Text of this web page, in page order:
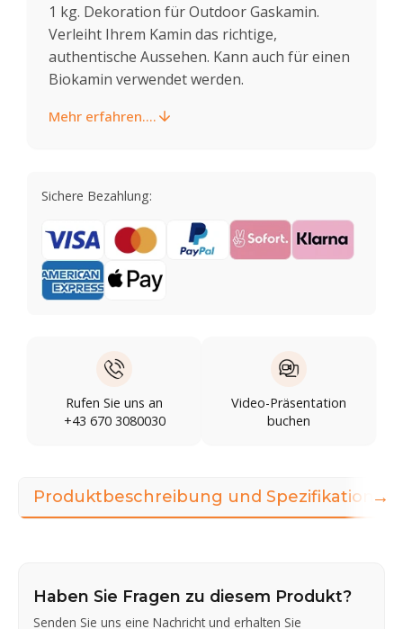
1 kg. Dekoration für Outdoor Gaskamin.
Verleiht Ihrem Kamin das richtige,
authentische Aussehen. Kann auch für einen
Biokamin verwendet werden.
Mehr erfahren....
Sichere Bezahlung:
Rufen Sie uns an
+43 670 3080030
Video-Präsentation
buchen
Produktbeschreibung und Spezifikationen
Haben Sie Fragen zu diesem Produkt?
Senden Sie uns eine Nachricht und erhalten Sie
→